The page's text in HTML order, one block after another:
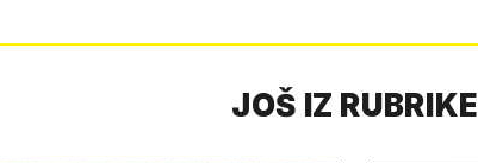
JOŠ IZ RUBRIKE